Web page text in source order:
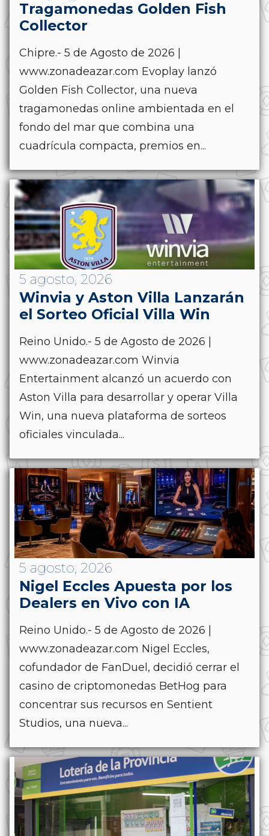
Tragamonedas Golden Fish
Collector
Chipre.- 5 de Agosto de 2026 |
www.zonadeazar.com Evoplay lanzó
Golden Fish Collector, una nueva
tragamonedas online ambientada en el
fondo del mar que combina una
cuadrícula compacta, premios en...
5 agosto, 2026
Winvia y Aston Villa Lanzarán
el Sorteo Oficial Villa Win
Reino Unido.- 5 de Agosto de 2026 |
www.zonadeazar.com Winvia
Entertainment alcanzó un acuerdo con
Aston Villa para desarrollar y operar Villa
Win, una nueva plataforma de sorteos
oficiales vinculada...
5 agosto, 2026
Nigel Eccles Apuesta por los
Dealers en Vivo con IA
Reino Unido.- 5 de Agosto de 2026 |
www.zonadeazar.com Nigel Eccles,
cofundador de FanDuel, decidió cerrar el
casino de criptomonedas BetHog para
concentrar sus recursos en Sentient
Studios, una nueva...